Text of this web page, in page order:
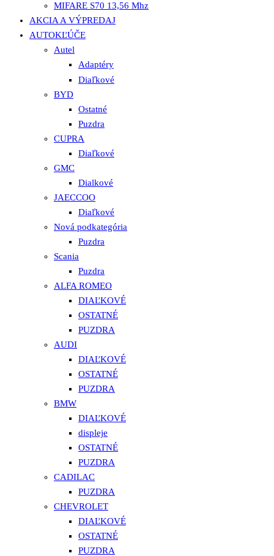
MIFARE S70 13,56 Mhz
AKCIA A VÝPREDAJ
AUTOKĽÚČE
Autel
Adaptéry
Diaľkové
BYD
Ostatné
Puzdra
CUPRA
Diaľkové
GMC
Dialkové
JAECCOO
Diaľkové
Nová podkategória
Puzdra
Scania
Puzdra
ALFA ROMEO
DIAĽKOVÉ
OSTATNÉ
PUZDRA
AUDI
DIAĽKOVÉ
OSTATNÉ
PUZDRA
BMW
DIAĽKOVÉ
displeje
OSTATNÉ
PUZDRA
CADILAC
PUZDRA
CHEVROLET
DIAĽKOVÉ
OSTATNÉ
PUZDRA